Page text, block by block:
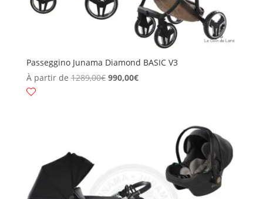
Passeggino Junama Diamond BASIC V3
À partir de 1289,00€ 990,00€